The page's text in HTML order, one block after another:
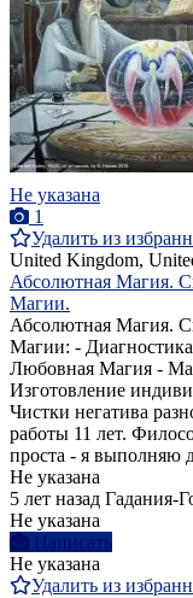
Не указана
1
Удалить из
United Kingdom,
Абсолютная Магия.
Магии.
Абсолютная Магия.
Магии: -
Любовная Магия -
Изготовление
Чистки негатива
работы 11 лет.
проста - я выполняю
Не указана
5 лет назад Гадания-
Не указана
Написать
Не указана
Удалить из